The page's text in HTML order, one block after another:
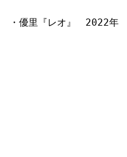
・優里『レオ』 2022年